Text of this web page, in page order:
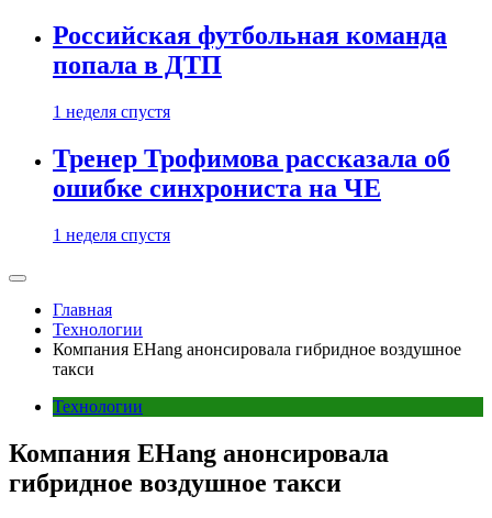
Российская футбольная команда
попала в ДТП
1 неделя спустя
Тренер Трофимова рассказала об
ошибке синхрониста на ЧЕ
1 неделя спустя
Главная
Технологии
Компания EHang анонсировала гибридное воздушное
такси
Технологии
Компания EHang анонсировала
гибридное воздушное такси